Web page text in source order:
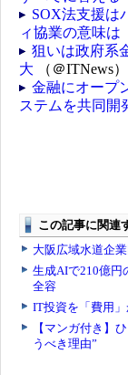
SOX法支援は
ィ協業の意味は
狙いは政府系
大 （＠ITNews）
金融にオープ
ステムを共同開